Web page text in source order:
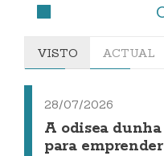
VISTO ACTUAL
28/07/2026
A odisea
para